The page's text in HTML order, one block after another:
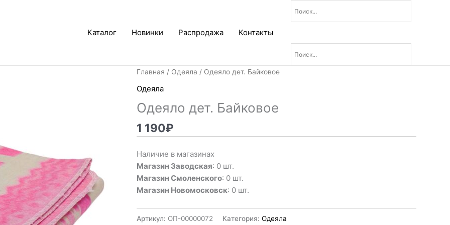
Каталог Новинки Распродажа Контакты
Главная / Одеяла / Одеяло дет. Байковое
Одеяла
Одеяло дет. Байковое
1 190₽
Наличие в магазинах
Магазин Заводская: 0 шт.
Магазин Смоленского: 0 шт.
Магазин Новомосковск: 0 шт.
Артикул: ОП-00000072 Категория:Одеяла